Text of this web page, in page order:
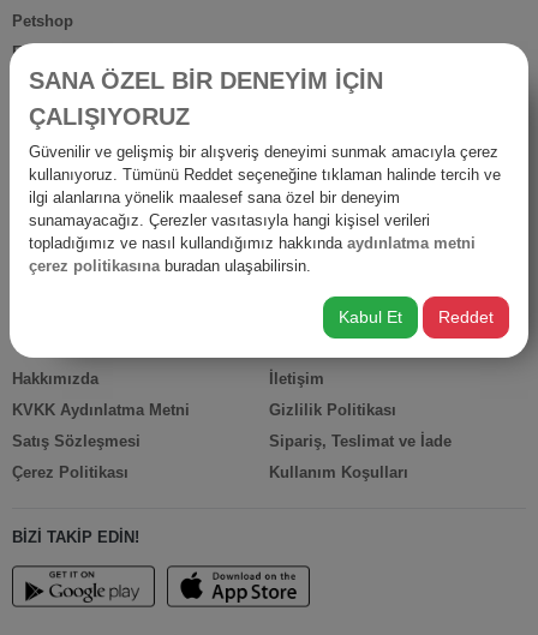
Petshop
Ev Dışı Tüketim
Kişisel Bakım
Anne Bebek
İş Yerine Özel
Oto-Yapı-Bahçe
Hediyelik Ürünler
Diğer Ürünler
İsraf
Hakkımızda
KVKK Aydınlatma Metni
Satış Sözleşmesi
Çerez Politikası
İletişim
Gizlilik Politikası
Sipariş, Teslimat ve İade
Kullanım Koşulları
BİZİ TAKİP EDİN!
SANA ÖZEL BİR DENEYİM İÇİN
ÇALIŞIYORUZ
Güvenilir ve gelişmiş bir alışveriş deneyimi sunmak amacıyla çerez
kullanıyoruz. Tümünü Reddet seçeneğine tıklaman halinde tercih ve
ilgi alanlarına yönelik maalesef sana özel bir deneyim
sunamayacağız. Çerezler vasıtasıyla hangi kişisel verileri
topladığımız ve nasıl kullandığımız hakkında aydınlatma metni
çerez politikasınaburadan ulaşabilirsin.
Kabul Et Reddet